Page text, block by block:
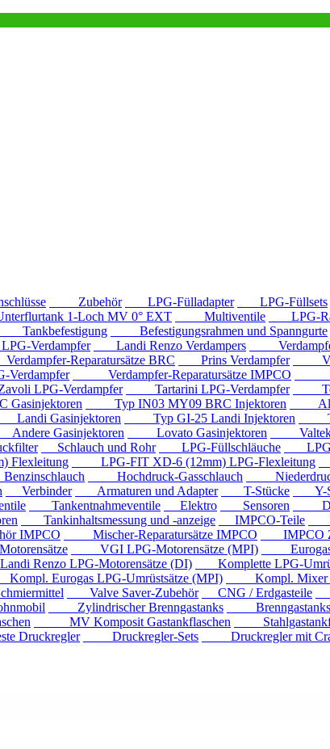
Zubehör LPG-Fülladapter LPG-Füllsets
1-Loch MV 0° EXT Multiventile LPG-
Tankbefestigung Befestigungsrahmen und Spanngurte
Verdampfer Landi Renzo Verdampers
Reparatursätze BRC Prins Verdampfer
Verdampfer-Reparatursätze IMPCO
LPG-Verdampfer Tartarini LPG-Verdampfer
Typ IN03 MY09 BRC Injektoren Alter
Landi Gasinjektoren Typ GI-25 Landi Injektoren
Gasinjektoren Lovato Gasinjektoren Valtek
Schlauch und Rohr LPG-Füllschläuche LPG-
LPG-FIT XD-6 (12mm) LPG-Flexleitung
Hochdruck-Gasschlauch
Verbinder Armaturen und Adapter T-Stücke Y-
Tankentnahmeventile Elektro Sensoren
Tankinhaltsmessung und -anzeige IMPCO-Teile
IMPCO Mischer-Reparatursätze IMPCO IMPCO
VGI LPG-Motorensätze (MPI) Eurogas
Renzo LPG-Motorensätze (DI) Komplette LPG-
Eurogas LPG-Umrüstsätze (MPI) Kompl. Mixer
Valve Saver-Zubehör CNG / Erdgasteile
Zylindrischer Brenngastanks Brenngastanks
MV Komposit Gastankflaschen
Druckregler Druckregler-Sets Druckregler mit